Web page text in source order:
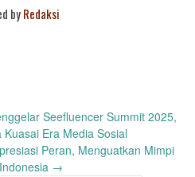
byRedaksi
Seefluencer Summit 2025,
Era Media Sosial
Peran, Menguatkan Mimpi
→